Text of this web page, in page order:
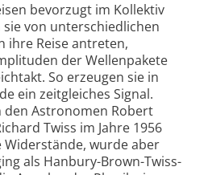
bevorzugt im Kollektiv
von unterschiedlichen
ihre Reise antreten,
der Wellenpakete
So erzeugen sie in
ein zeitgleiches Signal.
den Astronomen Robert
Twiss im Jahre 1956
Widerstände, wurde aber
als Hanbury-Brown-Twiss-